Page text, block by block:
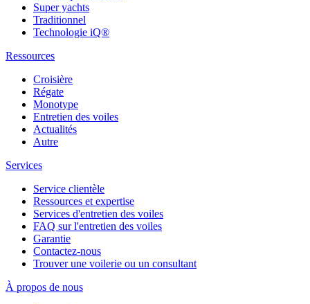
Super yachts
Traditionnel
Technologie iQ®
Ressources
Croisière
Régate
Monotype
Entretien des voiles
Actualités
Autre
Services
Service clientèle
Ressources et expertise
Services d'entretien des voiles
FAQ sur l'entretien des voiles
Garantie
Contactez-nous
Trouver une voilerie ou un consultant
À propos de nous